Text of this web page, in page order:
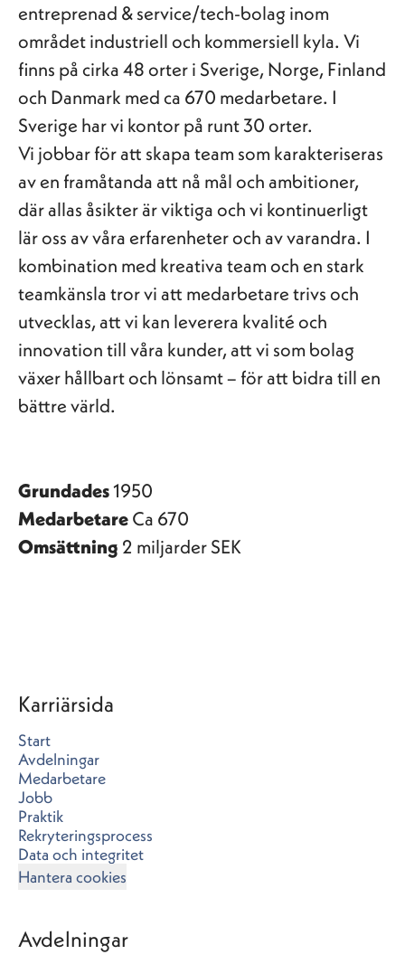
entreprenad & service/tech-bolag inom
området industriell och kommersiell kyla. Vi
finns på cirka 48 orter i Sverige, Norge, Finland
och Danmark med ca 670 medarbetare. I
Sverige har vi kontor på runt 30 orter.
Vi jobbar för att skapa team som karakteriseras
av en framåtanda att nå mål och ambitioner,
där allas åsikter är viktiga och vi kontinuerligt
lär oss av våra erfarenheter och av varandra. I
kombination med kreativa team och en stark
teamkänsla tror vi att medarbetare trivs och
utvecklas, att vi kan leverera kvalité och
innovation till våra kunder, att vi som bolag
växer hållbart och lönsamt – för att bidra till en
bättre värld.
Grundades1950
MedarbetareCa 670
Omsättning 2 miljarder SEK
Karriärsida
Start
Avdelningar
Medarbetare
Jobb
Praktik
Rekryteringsprocess
Data och integritet
Hantera cookies
Avdelningar